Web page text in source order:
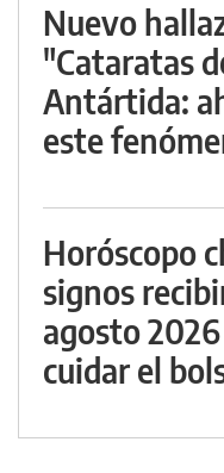
Nuevo
"Cataratas
Antártida:
este
Horóscopo
signos
agosto
cuidar el